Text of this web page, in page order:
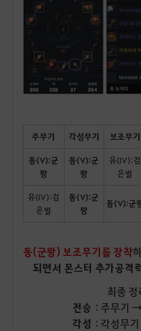
주무기 각성무기 보조무기
동(V):군
왕
동(V):군
왕
유(IV):검
은별
유(IV):검
은별
동(V):군
왕
동(V):군
동(군왕) 보조무기를 장착
되면서 몬스터 추가공격
최종
전승 : 주무기 →
각성 : 각성무